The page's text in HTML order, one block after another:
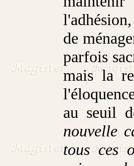
de
parfois
mais la
au seuil
nouvelle
tous ces